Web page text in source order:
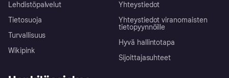
Lehdistöpalvelut
Tietosuoja
Turvallisuus
Wikipink
Yhteystiedot
Yhteystiedot viranomaisten
tietopyynnöille
Hyvä hallintotapa
Sijoittajasuhteet